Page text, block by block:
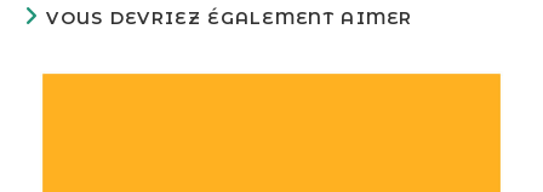
VOUS DEVRIEZ ÉGALEMENT AIMER